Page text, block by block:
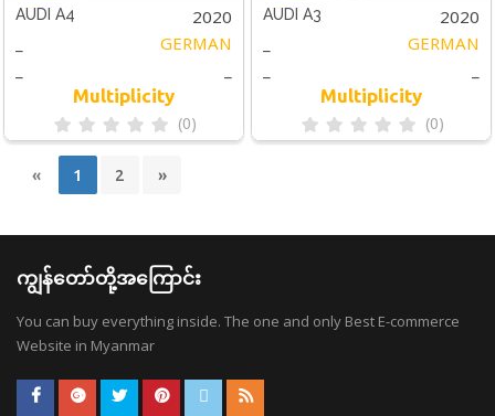
AUDI A4 2020
_ GERMAN
_ _
Multiplicity
(0)
AUDI A3 2020
_ GERMAN
_ _
Multiplicity
(0)
« 1 2 »
ကျွန်တော်တို့အကြောင်း
You can buy everything inside. The one and only Best E-commerce
Website in Myanmar